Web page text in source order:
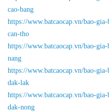
cao-bang
https://www.batcaocap.vn/bao-
can-tho
https://www.batcaocap.vn/bao-
nang
https://www.batcaocap.vn/bao-
dak-lak
https://www.batcaocap.vn/bao-
dak-nong